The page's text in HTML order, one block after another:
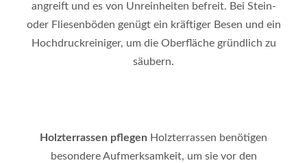
angreift und es von Unreinheiten befreit. Bei Stein-
oder Fliesenböden genügt ein kräftiger Besen und ein
Hochdruckreiniger, um die Oberfläche gründlich zu
säubern.
Holzterrassen pflegen Holzterrassen benötigen
besondere Aufmerksamkeit, um sie vor den